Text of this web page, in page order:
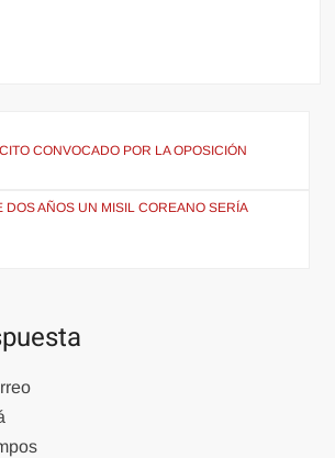
CONVOCADO POR LA OPOSICIÓN
DOS AÑOS UN MISIL COREANO SERÍA